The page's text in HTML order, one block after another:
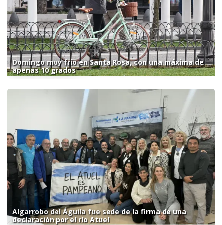
Domingo muy frío en Santa Rosa, con una máxima de
apenas 10 grados
Algarrobo del Águila fue sede de la firma de una
declaración por el río Atuel